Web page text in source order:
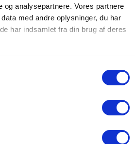
og analysepartnere. Vores partnere
med andre oplysninger, du har
har indsamlet fra din brug af deres